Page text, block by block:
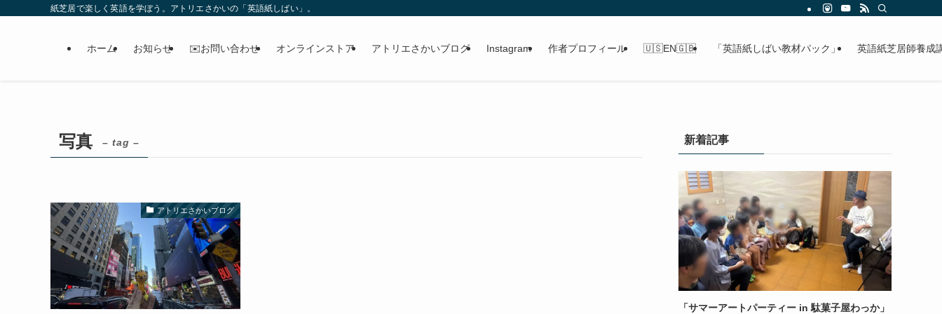
紙芝居で楽しく英語を学ぼう。アトリエさかいの「英語紙しばい」。
ホーム お知らせ ✉️お問い合わせ オンラインストア アトリエさかいブログ Instagram 作者プロフィール 🇺🇸EN🇬🇧 「英語紙しばい教材パック」 英語紙芝居師養成
写真 – tag –
アトリエさかいブログ
新着記事
「サマーアートパーティー in 駄菓子屋わっか」